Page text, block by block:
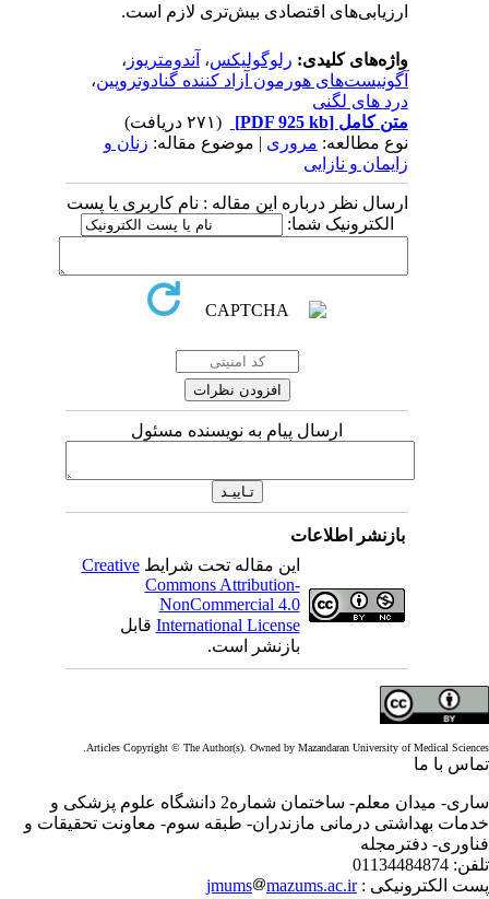
ارزیابی‌های اقتصادی بیش‌تری لازم است.
واژه‌های کلیدی:رلوگولیکس،آندومتریوز،
آگونیست‌های هورمون آزاد کننده گنادوتروپین،
درد های لگنی
متن کامل[PDF 925 kb]
نوع مطالعه:مروری| موضوع مقاله:زنان و
زایمان و نازایی
ارسال نظر درباره این مقاله : نام کاربری یا پست
الکترونیک شما:
ارسال پیام به نویسنده مسئول
بازنشر اطلاعات
این مقاله تحت شرایطCreative
Commons Attribution-
NonCommercial 4.0
International Licenseقابل
بازنشر است.
Articles Copyright © The Author(s). Owned by Mazandaran University of Medical
با ما
ساری- میدان معلم- ساختمان شماره2 دانشگاه علوم پزشکی و
بهداشتی درمانی مازندران- طبقه سوم- معاونت تحقیقات و
دفترمجله
01134484874
الکترونیکی :
jmums mazums.ac.ir